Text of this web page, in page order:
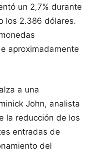
un 2,7% durante
los 2.386 dólares.
aproximadamente
a una
John, analista
la reducción de los
entradas de
del